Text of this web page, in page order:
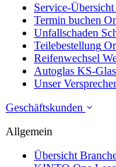
Service-Übersicht
Termin buchen
Unfallschaden
Teilebestellung
Reifenwechsel
Autoglas KS-
Unser
Geschäftskunden
Allgemein
Übersicht